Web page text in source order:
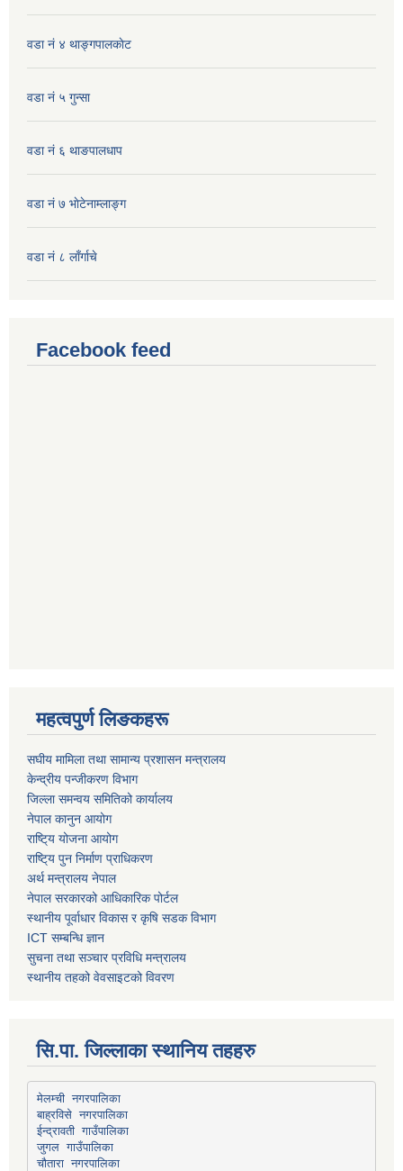
वडा नं ४ थाङ्गपालकाेट
वडा नं ५ गुन्सा
वडा नं ६ थाङपालधाप
वडा नं ७ भाेटेनाम्लाङ्ग
वडा नं ८ लाँर्गाचे
Facebook feed
महत्वपुर्ण लिङकहरू
स‌घीय मामिला तथा सामान्य प्रशासन मन्त्रालय
केन्द्रीय पन्जीकरण विभाग
जिल्ला समन्वय समितिको कार्यालय
नेपाल कानुन आयोग
राष्टि्य योजना आयोग
राष्टि्य पुन निर्माण प्राधिकरण
अर्थ मन्त्रालय नेपाल
नेपाल सरकारको आधिकारिक पोर्टल
स्थानीय पूर्वाधार विकास र कृषि सडक विभाग
ICT सम्बन्धि ज्ञान
सुचना तथा सञ्चार प्रविधि मन्त्रालय
स्थानीय तहको वेवसाइटको विवरण
सि.पा. जिल्लाका स्थानिय तहहरु
मेलम्ची नगरपालिका
बाह्रविसे नगरपालिका
ईन्द्रावती गाउँपालिका
जुगल गाउँपालिका
चौतारा नगरपालिका